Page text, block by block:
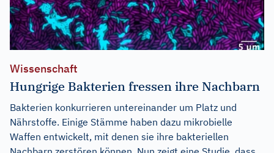
Wissenschaft
Hungrige Bakterien fressen ihre Nachbarn
Bakterien konkurrieren untereinander um Platz und
Nährstoffe. Einige Stämme haben dazu mikrobielle
Waffen entwickelt, mit denen sie ihre bakteriellen